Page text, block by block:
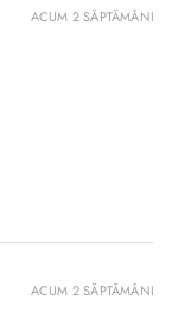
ACUM 2 SĂPTĂMÂNI
ACUM 2 SĂPTĂMÂNI